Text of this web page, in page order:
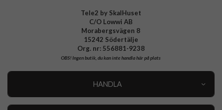
Tele2 by SkalHuset
C/O Lowwi AB
Morabergsvägen 8
15242 Södertälje
Org. nr: 556881-9238
OBS!Ingen butik, du kan inte handla här på plats
HANDLA